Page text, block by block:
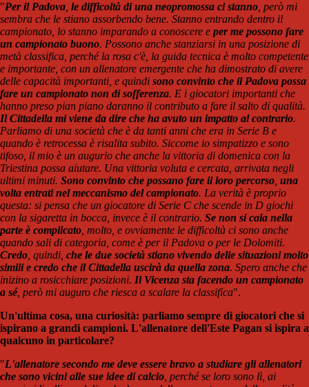
"Per il Padova le difficoltà di una neopromossa ci stanno , però mi
sembra che le stiano assorbendo bene. Stanno entrando dentro il
campionato, lo stanno imparando a conoscere e per me possono fare
un campionato buono. Possono anche stanziarsi in una posizione di
metà classifica, perché la rosa c'è, la guida tecnica è molto competente
e importante, con un allenatore emergente che ha dimostrato di avere
delle capacità importanti, e quindi sono convinto che il Padova possa
fare un campionato non di sofferenza. E i giocatori importanti che
hanno preso pian piano daranno il contributo a fare il salto di qualità.
Il Cittadella mi viene da dire che ha avuto un impatto al contrario.
Parliamo di una società che è da tanti anni che era in Serie B e
quando è retrocessa è risalita subito. Siccome io simpatizzo e sono
tifoso, il mio è un augurio che anche la vittoria di domenica con la
Triestina possa aiutare. Una vittoria voluta e cercata, arrivata negli
ultimi minuti. Sono convinto che possano fare il loro percorso una
volta entrati nel meccanismo del campionato. La verità è proprio
questa: si pensa che un giocatore di Serie C che scende in D giochi
con la sigaretta in bocca, invece è il contrario. Se non si cala nella
parte è complicato , molto, e ovviamente le difficoltà ci sono anche
quando sali di categoria, come è per il Padova o per le Dolomiti.
Credo , quindi, che le due società stiano vivendo delle situazioni molto
simili e credo che il Cittadella uscirà da quella zona. Spero anche che
inizino a rosicchiare posizioni. Il Vicenza sta facendo un campionato
a sé, però mi auguro che riesca a scalare la classifica".
Un'ultima cosa, una curiosità: parliamo sempre di giocatori che si
ispirano a grandi campioni. L'allenatore dell'Este Pagan si ispira a
qualcuno in particolare?
"L'allenatore secondo me deve essere bravo a studiare gli allenatori
che sono vicini alle sue idee di calcio , perché se loro sono lì, ai